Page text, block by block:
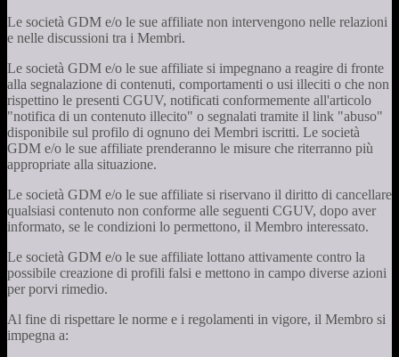
Le società GDM e/o le sue affiliate non intervengono nelle relazioni
e nelle discussioni tra i Membri.
Le società GDM e/o le sue affiliate si impegnano a reagire di fronte
alla segnalazione di contenuti, comportamenti o usi illeciti o che non
rispettino le presenti CGUV, notificati conformemente all'articolo
"notifica di un contenuto illecito" o segnalati tramite il link "abuso"
disponibile sul profilo di ognuno dei Membri iscritti. Le società
GDM e/o le sue affiliate prenderanno le misure che riterranno più
appropriate alla situazione.
Le società GDM e/o le sue affiliate si riservano il diritto di cancellare
qualsiasi contenuto non conforme alle seguenti CGUV, dopo aver
informato, se le condizioni lo permettono, il Membro interessato.
Le società GDM e/o le sue affiliate lottano attivamente contro la
possibile creazione di profili falsi e mettono in campo diverse azioni
per porvi rimedio.
Al fine di rispettare le norme e i regolamenti in vigore, il Membro si
impegna a: